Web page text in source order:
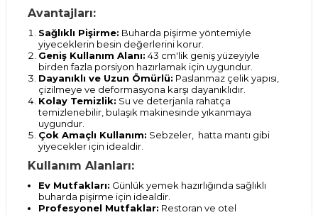
Avantajları:
Sağlıklı Pişirme: Buharda pişirme yöntemiyle
yiyeceklerin besin değerlerini korur.
Geniş Kullanım Alanı: 43 cm'lik geniş yüzeyiyle
birden fazla porsiyon hazırlamak için uygundur.
Dayanıklı ve Uzun Ömürlü: Paslanmaz çelik yapısı,
çizilmeye ve deformasyona karşı dayanıklıdır.
Kolay Temizlik: Su ve deterjanla rahatça
temizlenebilir, bulaşık makinesinde yıkanmaya
uygundur.
Çok Amaçlı Kullanım: Sebzeler, hatta mantı gibi
yiyecekler için idealdir.
Kullanım Alanları:
Ev Mutfakları: Günlük yemek hazırlığında sağlıklı
buharda pişirme için idealdir.
Profesyonel Mutfaklar: Restoran ve otel